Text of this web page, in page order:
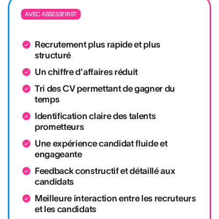
AVEC ASSESSFIRST
Recrutement plus rapide et plus
structuré
Un chiffre d'affaires réduit
Tri des CV permettant de gagner du
temps
Identification claire des talents
prometteurs
Une expérience candidat fluide et
engageante
Feedback constructif et détaillé aux
candidats
Meilleure interaction entre les recruteurs
et les candidats